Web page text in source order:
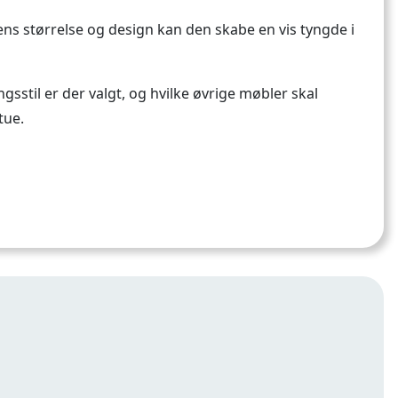
størrelse og design kan den skabe en vis tyngde i
er der valgt, og hvilke øvrige møbler skal